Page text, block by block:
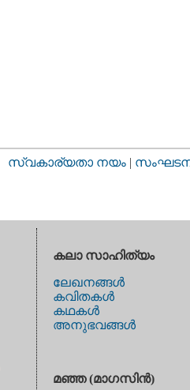
സ്വകാര്യതാ നയം |
കലാ സാഹിത്യം
ലേഖനങ്ങള്‍
കവിതകള്‍
കഥകള്‍
അനുഭവങ്ങള്‍
മഞ്ഞ (മാഗസിന്‍)